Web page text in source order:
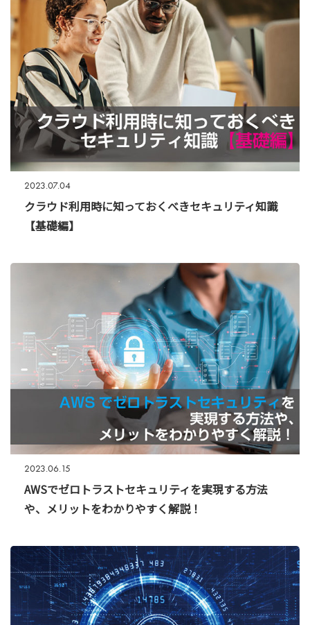
2023.07.04
クラウド利用時に知っておくべきセキュリティ知識
【基礎編】
2023.06.15
AWSでゼロトラストセキュリティを実現する方法
や、メリットをわかりやすく解説！